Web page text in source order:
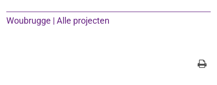
Woubrugge | Alle projecten